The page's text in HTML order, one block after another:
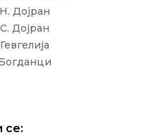
Дојран
Дојран
се: